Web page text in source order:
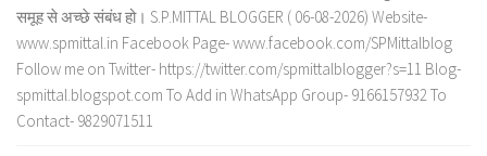
समूह से अच्छे संबंध हो। S.P.MITTAL BLOGGER ( 06-08-2026) Website-
www.spmittal.in Facebook Page- www.facebook.com/SPMittalblog
Follow me on Twitter- https://twitter.com/spmittalblogger?s=11 Blog-
spmittal.blogspot.com To Add in WhatsApp Group- 9166157932 To
Contact- 9829071511